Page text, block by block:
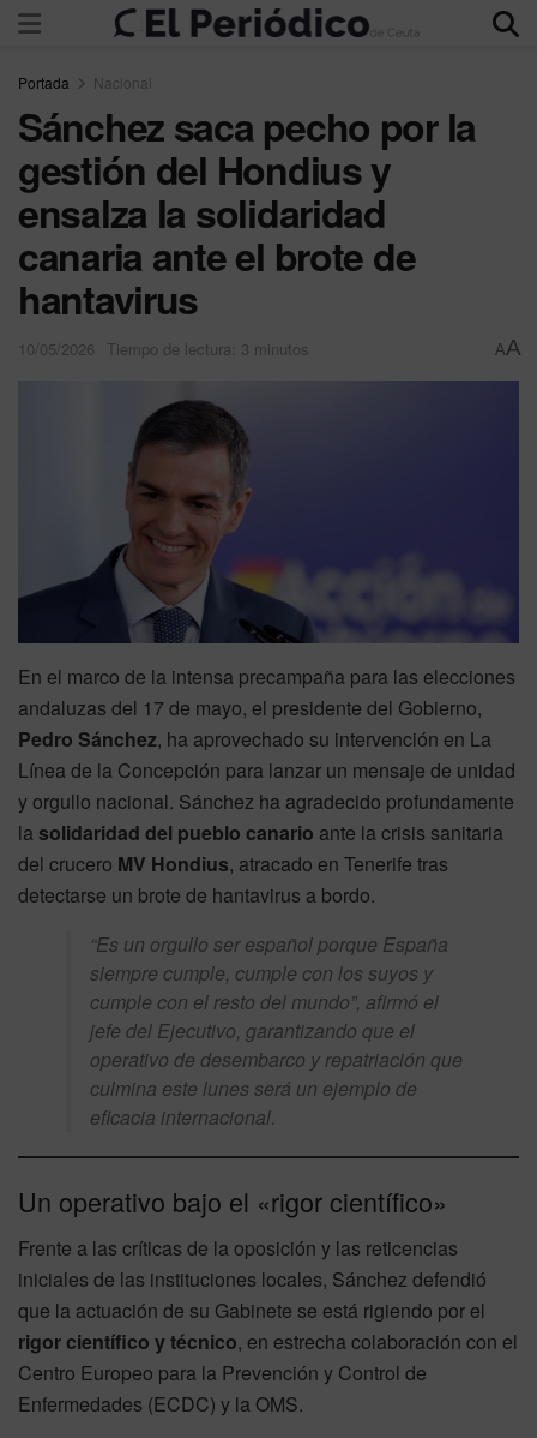
Portada Nacional
Sánchez saca pecho por la
gestión del Hondius y
ensalza la solidaridad
canaria ante el brote de
hantavirus
10/05/2026 Tiempo de lectura: 3 minutos AA
En el marco de la intensa precampaña para las elecciones
andaluzas del 17 de mayo, el presidente del Gobierno,
Pedro Sánchez, ha aprovechado su intervención en La
Línea de la Concepción para lanzar un mensaje de unidad
y orgullo nacional. Sánchez ha agradecido profundamente
lasolidaridad del pueblo canario ante la crisis sanitaria
del crucero MV Hondius, atracado en Tenerife tras
detectarse un brote de hantavirus a bordo.
“Es un orgullo ser español porque España
siempre cumple, cumple con los suyos y
cumple con el resto del mundo”, afirmó el
jefe del Ejecutivo, garantizando que el
operativo de desembarco y repatriación que
culmina este lunes será un ejemplo de
eficacia internacional.
Un operativo bajo el «rigor científico»
Frente a las críticas de la oposición y las reticencias
iniciales de las instituciones locales, Sánchez defendió
que la actuación de su Gabinete se está rigiendo por el
rigor científico y técnico, en estrecha colaboración con el
Centro Europeo para la Prevención y Control de
Enfermedades (ECDC) y la OMS.